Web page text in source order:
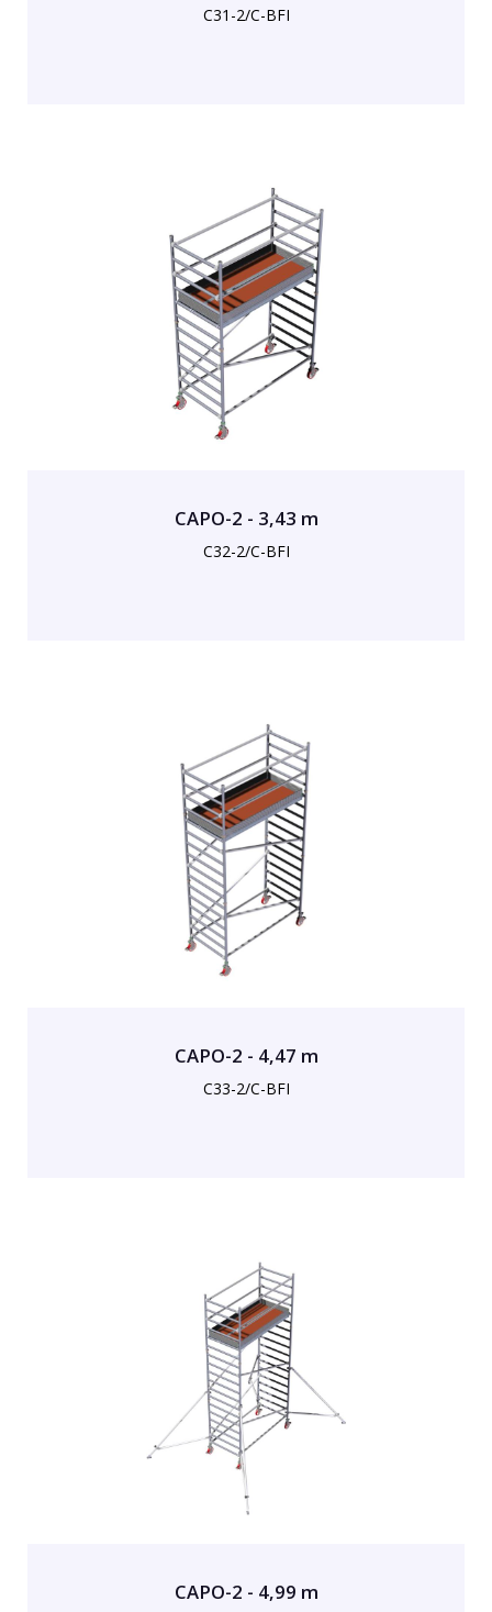
C31-2/C-BFI
CAPO-2 - 3,43 m
C32-2/C-BFI
CAPO-2 - 4,47 m
C33-2/C-BFI
CAPO-2 - 4,99 m